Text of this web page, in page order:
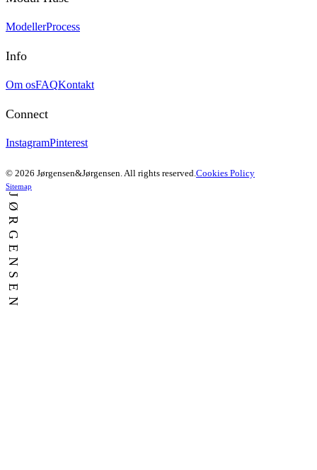
ModellerProcess
Info
Om osFAQKontakt
Connect
InstagramPinterest
© 2026 Jørgensen&Jørgensen. All rights reserved. Cookies Policy
Sitemap
JØRGENSEN